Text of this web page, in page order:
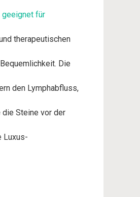
geeignet für
therapeutischen
Die
den Lymphabfluss,
die Steine vor der
Luxus-